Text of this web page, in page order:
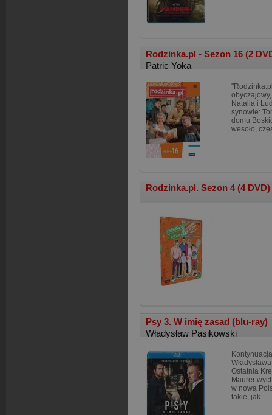
Rodzinka.pl - Sezon 16 (2
Patric Yoka
Natalia i
synowie:
domu
wesoło,
Rodzinka.pl. Sezon 4 (4 DVD)
Psy 3. W imię zasad (blu-ray)
Władysław Pasikowski
Ostatnia
Maurer
w nową
takie, jak